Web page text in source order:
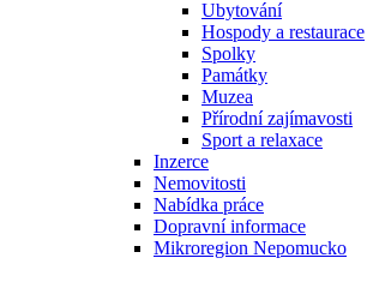
Ubytování
Hospody a restaurace
Spolky
Památky
Muzea
Přírodní zajímavosti
Sport a relaxace
Inzerce
Nemovitosti
Nabídka práce
Dopravní informace
Mikroregion Nepomucko